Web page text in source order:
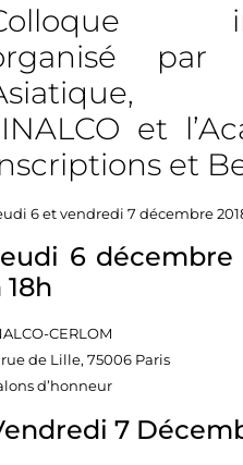
par
et
et
6 et vendredi 7 décembre
6 décembre
18h
CERLOM
rue de Lille, 75006 Paris
d’honneur
7